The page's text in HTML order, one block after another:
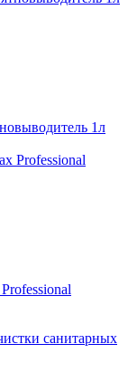
1л